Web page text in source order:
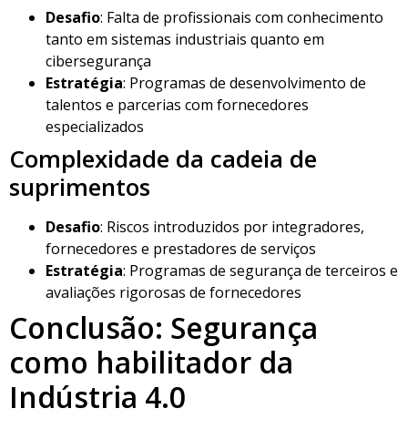
Desafio: Falta de profissionais com conhecimento
tanto em sistemas industriais quanto em
cibersegurança
Estratégia: Programas de desenvolvimento de
talentos e parcerias com fornecedores
especializados
Complexidade da cadeia de
suprimentos
Desafio: Riscos introduzidos por integradores,
fornecedores e prestadores de serviços
Estratégia: Programas de segurança de terceiros e
avaliações rigorosas de fornecedores
Conclusão: Segurança
como habilitador da
Indústria 4.0